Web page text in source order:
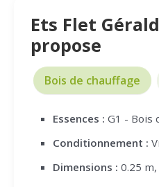
Ets Flet
propose
Bois de chauffage
Essences : G1 - Bois
Conditionnement :
Dimensions : 0.25